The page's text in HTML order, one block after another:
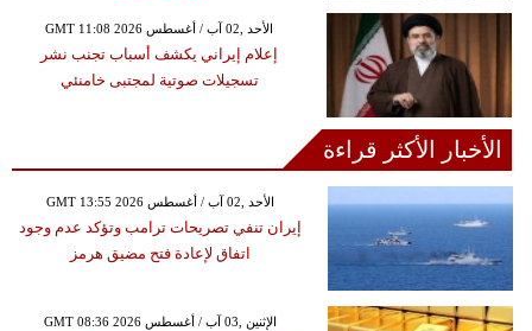
GMT 11:08 2026 الأحد ,02 آب / أغسطس
إعلام إيراني يكشف أسباب تجنب نشر
تسجيلات صوتية لمجتبى خامنئي
الأخبار الأكثر قراءة
GMT 13:55 2026 الأحد ,02 آب / أغسطس
إيران تنفي تصريحات ترامب وتؤكد عدم وجود
اتفاق لإعادة فتح مضيق هرمز
GMT 08:36 2026 الإثنين ,03 آب / أغسطس